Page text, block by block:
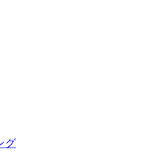
グ